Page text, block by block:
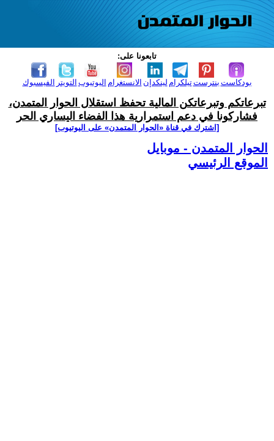
تابعونا على:
الفيسبوك التويتر اليوتيوب الانستغرام لينكدإن تيلكرامبنترست بودكاست
تبرعاتكم وتبرعاتكن المالية تحفظ استقلال الحوار المتمدن،
فشاركونا في دعم استمرارية هذا الفضاء اليساري الحر
[اشترك في قناة ‫«الحوار المتمدن» على اليوتيوب]
الحوار المتمدن - موبايل
الموقع الرئيسي